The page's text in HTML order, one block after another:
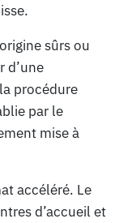
sûrs ou
d’une
procédure
par le
mise à
accéléré. Le
d’accueil et